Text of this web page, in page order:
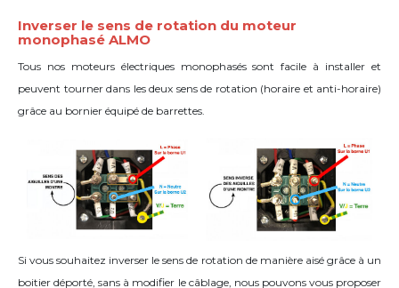
Inverser le sens de rotation du moteur
monophasé ALMO
Tous nos moteurs électriques monophasés sont facile à installer et
peuvent tourner dans les deux sens de rotation (horaire et anti-horaire)
grâce au bornier équipé de barrettes.
Si vous souhaitez inverser le sens de rotation de manière aisé grâce à un
boitier déporté, sans à modifier le câblage, nous pouvons vous proposer